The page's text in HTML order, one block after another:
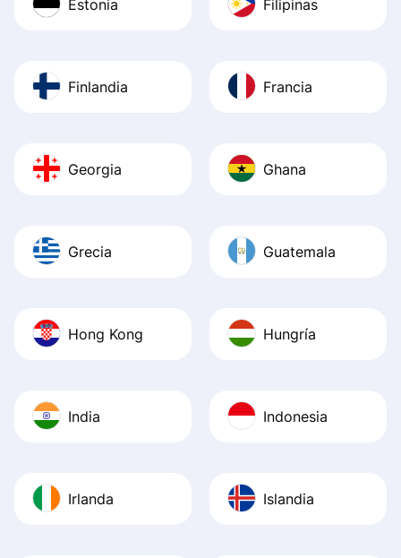
Estonia Filipinas
Finlandia Francia
Georgia Ghana
Grecia Guatemala
Hong Kong Hungría
India Indonesia
Irlanda Islandia